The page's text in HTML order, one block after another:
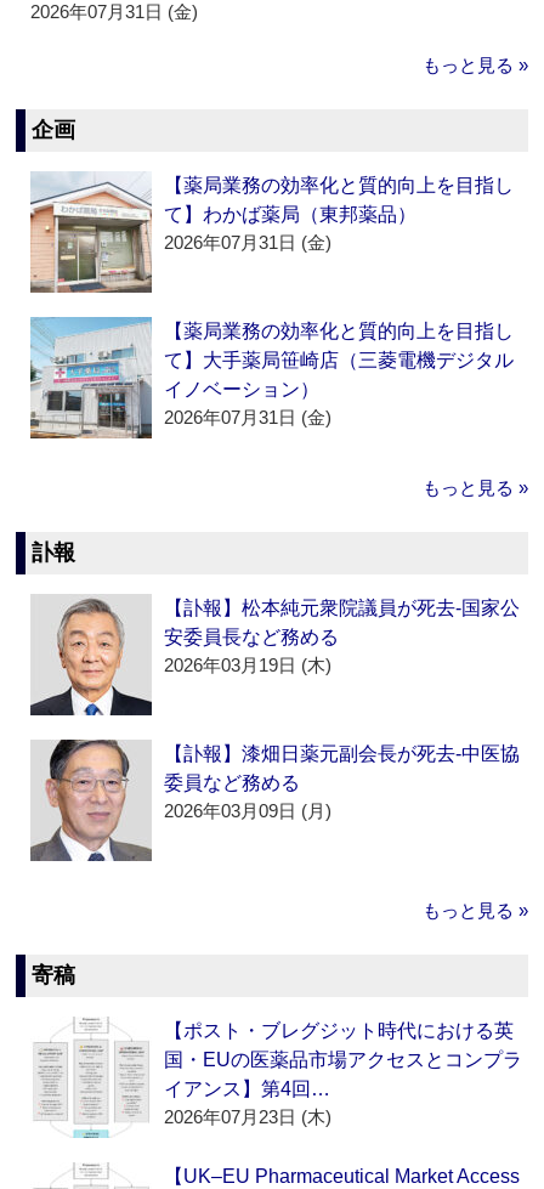
2026年07月31日 (金)
もっと見る »
企画
【薬局業務の効率化と質的向上を目指し
て】わかば薬局（東邦薬品）
2026年07月31日 (金)
【薬局業務の効率化と質的向上を目指し
て】大手薬局笹崎店（三菱電機デジタル
イノベーション）
2026年07月31日 (金)
もっと見る »
訃報
【訃報】松本純元衆院議員が死去‐国家公
安委員長など務める
2026年03月19日 (木)
【訃報】漆畑日薬元副会長が死去‐中医協
委員など務める
2026年03月09日 (月)
もっと見る »
寄稿
【ポスト・ブレグジット時代における英
国・EUの医薬品市場アクセスとコンプラ
イアンス】第4回…
2026年07月23日 (木)
【UK–EU Pharmaceutical Market Access